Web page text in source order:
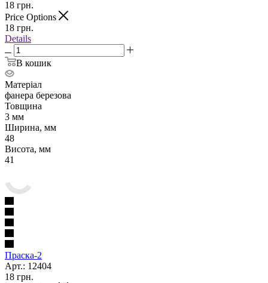
18 грн.
Price Options
18 грн.
Details
В кошик
Матеріал
фанера березова
Товщина
3 мм
Ширина, мм
48
Висота, мм
41
Праска-2
Арт.: 12404
18 грн.